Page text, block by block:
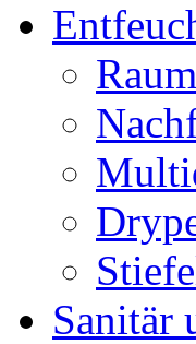
Sanitär